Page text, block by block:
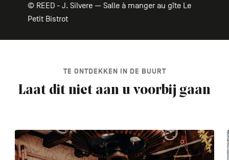
© REED - J. Silvere — Salle à manger au gîte Le
Petit Bistrot
TE ONTDEKKEN IN DE BUURT
Laat dit niet aan u voorbij gaan